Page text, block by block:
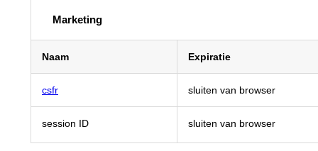
Marketing
Naam Expiratie
csfr sluiten van browser
Naam Expiratie
session ID sluiten van browser